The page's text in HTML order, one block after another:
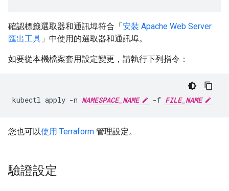
確認標籤選取器和通訊埠符合「安裝 Apache Web Server
匯出工具 」中使用的選取器和通訊埠。
如要從本機檔案套用設定變更，請執行下列指令：
kubectl apply -n NAMESPACE_NAME -f FILE_NAME
您也可以使用 Terraform 管理設定。
驗證設定